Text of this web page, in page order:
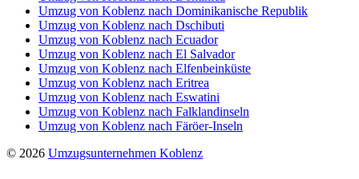
Umzug von Koblenz nach Dominikanische Republik
Umzug von Koblenz nach Dschibuti
Umzug von Koblenz nach Ecuador
Umzug von Koblenz nach El Salvador
Umzug von Koblenz nach Elfenbeinküste
Umzug von Koblenz nach Eritrea
Umzug von Koblenz nach Eswatini
Umzug von Koblenz nach Falklandinseln
Umzug von Koblenz nach Färöer-Inseln
© 2026 Umzugsunternehmen Koblenz